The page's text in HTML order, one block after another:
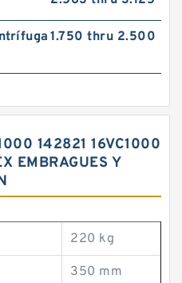
1.750 thru 2.500
142821 16VC1000
EMBRAGUES Y
220 kg
350 mm